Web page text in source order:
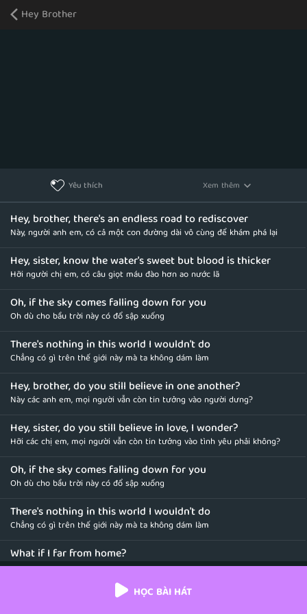
Hey Brother
Yêu thích Xem thêm
Hey, brother, there's an endless road to rediscover
Này, người anh em, có cả một con đường dài vô cùng để khám phá lại
Hey, sister, know the water's sweet but blood is thicker
Hỡi người chị em, có câu giọt máu đào hơn ao nước lã
Oh, if the sky comes falling down for you
Oh dù cho bầu trời này có đổ sập xuống
There's nothing in this world I wouldn't do
Chẳng có gì trên thế giới này mà ta không dám làm
Hey, brother, do you still believe in one another?
Này các anh em, mọi người vẫn còn tin tưởng vào người dưng?
Hey, sister, do you still believe in love, I wonder?
Hỡi các chị em, mọi người vẫn còn tin tưởng vào tình yêu phải không?
Oh, if the sky comes falling down for you
Oh dù cho bầu trời này có đổ sập xuống
There's nothing in this world I wouldn't do
Chẳng có gì trên thế giới này mà ta không dám làm
What if I far from home?
Nếu như tôi rời xa quê hương này?
Oh, brother, I will hear you callHỌC BÀI HÁT